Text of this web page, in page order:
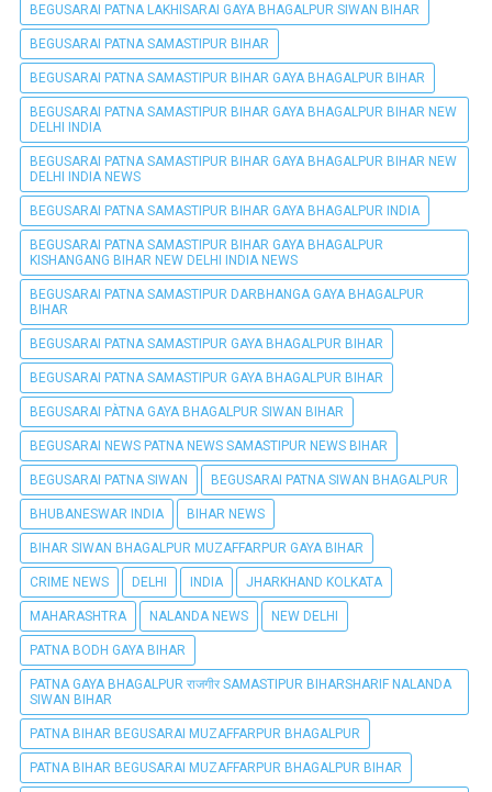
BEGUSARAI PATNA LAKHISARAI GAYA BHAGALPUR SIWAN BIHAR
BEGUSARAI PATNA SAMASTIPUR BIHAR
BEGUSARAI PATNA SAMASTIPUR BIHAR GAYA BHAGALPUR BIHAR
BEGUSARAI PATNA SAMASTIPUR BIHAR GAYA BHAGALPUR BIHAR NEW
DELHI INDIA
BEGUSARAI PATNA SAMASTIPUR BIHAR GAYA BHAGALPUR BIHAR NEW
DELHI INDIA NEWS
BEGUSARAI PATNA SAMASTIPUR BIHAR GAYA BHAGALPUR INDIA
BEGUSARAI PATNA SAMASTIPUR BIHAR GAYA BHAGALPUR
KISHANGANG BIHAR NEW DELHI INDIA NEWS
BEGUSARAI PATNA SAMASTIPUR DARBHANGA GAYA BHAGALPUR
BIHAR
BEGUSARAI PATNA SAMASTIPUR GAYA BHAGALPUR BIHAR
BEGUSARAI PATNA SAMASTIPUR GAYA BHAGALPUR BIHAR
BEGUSARAI PÀTNA GAYA BHAGALPUR SIWAN BIHAR
BEGUSARAI NEWS PATNA NEWS SAMASTIPUR NEWS BIHAR
BEGUSARAI PATNA SIWAN BEGUSARAI PATNA SIWAN BHAGALPUR
BHUBANESWAR INDIA BIHAR NEWS
BIHAR SIWAN BHAGALPUR MUZAFFARPUR GAYA BIHAR
CRIME NEWS DELHI INDIA JHARKHAND KOLKATA
MAHARASHTRA NALANDA NEWS NEW DELHI
PATNA BODH GAYA BIHAR
PATNA GAYA BHAGALPUR राजगीर SAMASTIPUR BIHARSHARIF NALANDA
SIWAN BIHAR
PATNA BIHAR BEGUSARAI MUZAFFARPUR BHAGALPUR
PATNA BIHAR BEGUSARAI MUZAFFARPUR BHAGALPUR BIHAR